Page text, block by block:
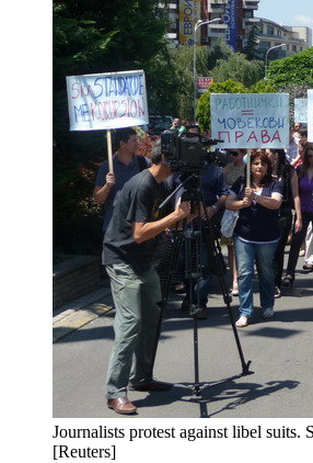
Journalists protest against libel suits.
[Reuters]